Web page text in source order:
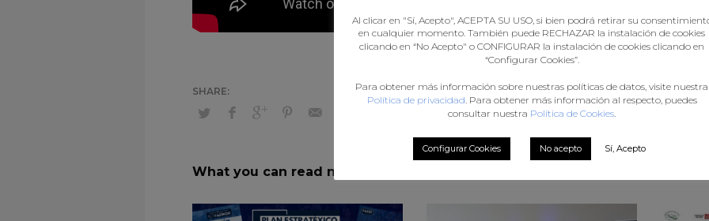
What you can read next
Al clicar en "Sí, Acepto", ACEPTA SU USO, si bien podrá retirar su
en cualquier momento. También puede RECHAZAR la instalación de cookies
clicando en “No Acepto" o CONFIGURAR la instalación de cookies clicando en
“Configurar Cookies”.
Para obtener más información sobre nuestras políticas de datos, visite nuestra
Política de privacidad . Para obtener más información al respecto, puedes
consultar nuestra Política de Cookies
Configurar Cookies No acepto Sí, Acepto